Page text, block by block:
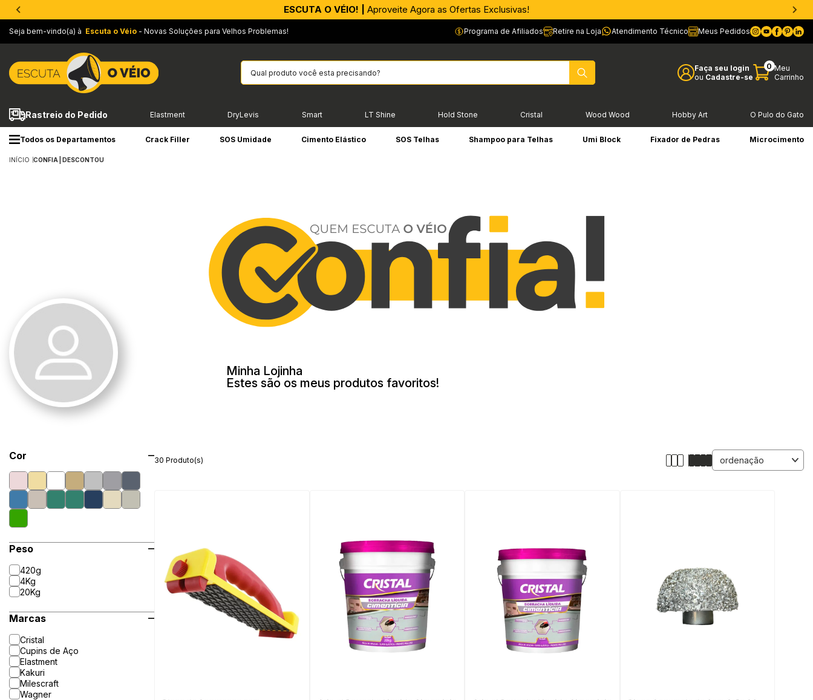
ESCUTA O VÉIO! | Aproveite Agora as Ofertas Exclusivas!
Seja bem-vindo(a) à Escuta o Véio - Novas Soluções para Velhos Problemas! Programa de Afiliados Retire na Loja Atendimento Técnico Meus Pedidos
Faça seu login
ou Cadastre-se
0 Meu
Carrinho
Rastreio do Pedido Elastment DryLevis Smart LT Shine Hold Stone Cristal Wood Wood Hobby Art O Pulo do Gato
Todos os Departamentos Crack Filler SOS Umidade Cimento Elástico SOS Telhas Shampoo para Telhas Umi Block Fixador de Pedras Microcimento
INÍCIO CONFIA | DESCONTOU
Minha Lojinha
Estes são os meus produtos favoritos!
Cor
Peso
420g
4Kg
20Kg
Marcas
Cristal
Cupins de Aço
Elastment
Kakuri
Milescraft
Wagner
30 Produto(s)